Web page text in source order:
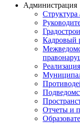
Администрация
Кадровый
Отчеты и